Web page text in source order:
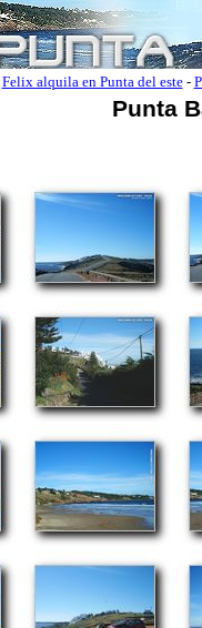
Felix alquila en Punta del este-
Punta